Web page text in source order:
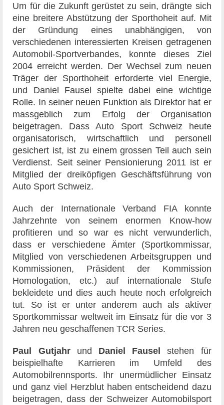
Um für die Zukunft gerüstet zu sein, drängte sich
eine breitere Abstützung der Sporthoheit auf. Mit
der Gründung eines unabhängigen, von
verschiedenen interessierten Kreisen getragenen
Automobil-Sportverbandes, konnte dieses Ziel
2004 erreicht werden. Der Wechsel zum neuen
Träger der Sporthoheit erforderte viel Energie,
und Daniel Fausel spielte dabei eine wichtige
Rolle. In seiner neuen Funktion als Direktor hat er
massgeblich zum Erfolg der Organisation
beigetragen. Dass Auto Sport Schweiz heute
organisatorisch, wirtschaftlich und personell
gesichert ist, ist zu einem grossen Teil auch sein
Verdienst. Seit seiner Pensionierung 2011 ist er
Mitglied der dreiköpfigen Geschäftsführung von
Auto Sport Schweiz.
Auch der Internationale Verband FIA konnte
Jahrzehnte von seinem enormen Know-how
profitieren und so war es nicht verwunderlich,
dass er verschiedene Ämter (Sportkommissar,
Mitglied von verschiedenen Arbeitsgruppen und
Kommissionen, Präsident der Kommission
Homologation, etc.) auf internationale Stufe
bekleidete und dies auch heute noch erfolgreich
tut. So ist er unter anderem auch als aktiver
Sportkommissar weltweit im Einsatz für die vor 3
Jahren neu geschaffenen TCR Series.
Paul Gutjahrund Daniel Fausel stehen für
beispielhafte Karrieren im Umfeld des
Automobilrennsports. Ihr unermüdlicher Einsatz
und ganz viel Herzblut haben entscheidend dazu
beigetragen, dass der Schweizer Automobilsport